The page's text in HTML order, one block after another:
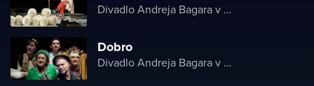
Divadlo Andreja Bagara v Nitre
Dobro
Divadlo Andreja Bagara v Nitre